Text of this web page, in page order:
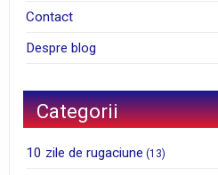
Contact
Despre blog
Categorii
10 zile de rugaciune (13)